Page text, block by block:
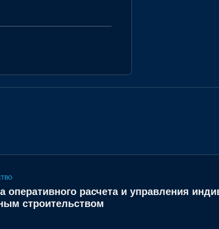
оперативного расчета и управления
строительством